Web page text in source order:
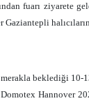
fuarı ziyarete
beklediği 10-
Hannover